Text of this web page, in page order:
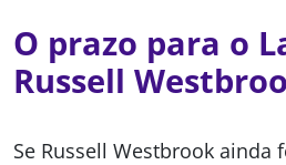
O prazo para o
Russell
Se Russell Westbrook